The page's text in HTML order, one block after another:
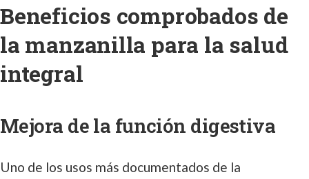
Beneficios comprobados de
la manzanilla para la salud
integral
Mejora de la función digestiva
Uno de los usos más documentados de la